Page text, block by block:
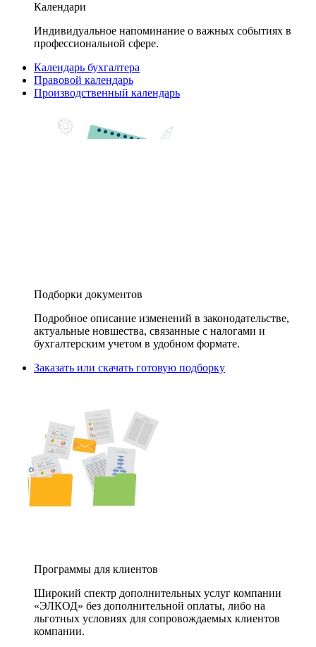
Календари
Индивидуальное напоминание о важных событиях в
профессиональной сфере.
Календарь бухгалтера
Правовой календарь
Производственный календарь
Подборки документов
Подробное описание изменений в законодательстве,
актуальные новшества, связанные с налогами и
бухгалтерским учетом в удобном формате.
Заказать или скачать готовую подборку
Программы для клиентов
Широкий спектр дополнительных услуг компании
«ЭЛКОД» без дополнительной оплаты, либо на
льготных условиях для сопровождаемых клиентов
компании.